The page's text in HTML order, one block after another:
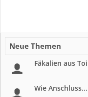
Neue Themen
Fäkalien aus
Wie Anschluss...